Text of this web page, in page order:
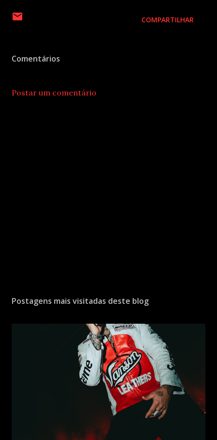
COMPARTILHAR
Comentários
Postar um comentário
Postagens mais visitadas deste blog